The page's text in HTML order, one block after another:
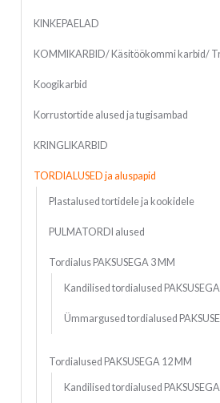
KINKEPAELAD
KOMMIKARBID/ Käsitöökommi karbid/
Koogikarbid
Korrustortide alused ja tugisambad
KRINGLIKARBID
TORDIALUSED ja aluspapid
Plastalused tortidele ja kookidele
PULMATORDI alused
Tordialus PAKSUSEGA 3 MM
Kandilised tordialused
Ümmargused tordialused
Tordialused PAKSUSEGA 12 MM
Kandilised tordialused